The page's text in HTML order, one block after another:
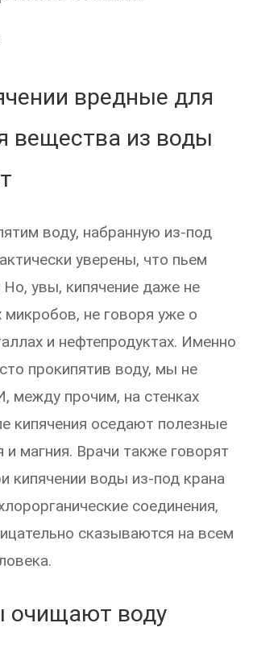
вредные для
вещества из воды
воду, набранную из-под
уверены, что пьем
Но, увы, кипячение даже не
микробов, не говоря уже о
и нефтепродуктах. Именно
прокипятив воду, мы не
между прочим, на стенках
кипячения оседают полезные
и магния. Врачи также говорят
кипячении воды из-под крана
соединения,
сказываются на всем
очищают воду